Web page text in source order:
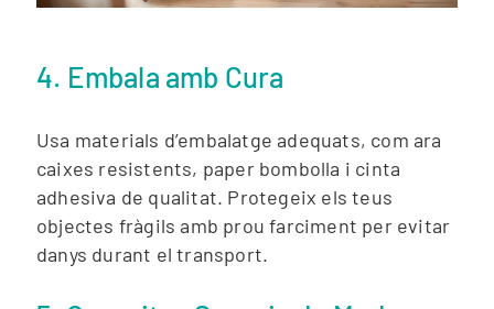
4. Embala amb Cura
Usa materials d’embalatge adequats, com ara
caixes resistents, paper bombolla i cinta
adhesiva de qualitat. Protegeix els teus
objectes fràgils amb prou farciment per evitar
danys durant el transport.